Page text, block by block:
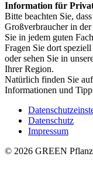
Information für
Bitte beachten Sie,
Großverbraucher in
Sie in jedem guten
Fragen Sie dort
oder sehen Sie in
Ihrer Region.
Natürlich finden Sie
Informationen und
Datenschutz
Impressum
© 2026 GREEN